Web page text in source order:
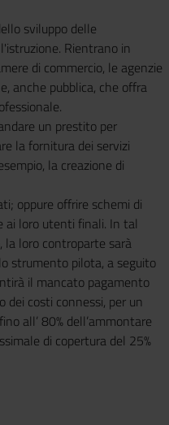
sviluppo delle
Rientrano in
di commercio, le agenzie
anche pubblica, che offra
un prestito per
la fornitura dei servizi
la creazione di
oppure offrire schemi di
ai loro utenti finali. In tal
la loro controparte sarà
strumento pilota, a seguito
il mancato pagamento
dei costi connessi, per un
all’ 80% dell’ammontare
di copertura del 25%